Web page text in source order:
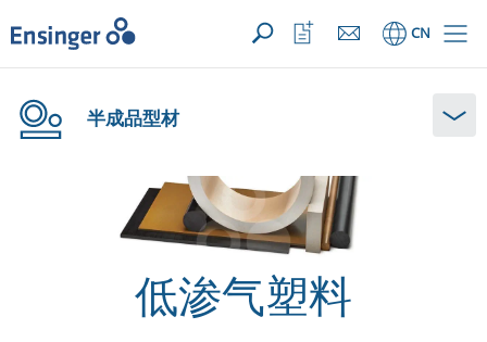
您的询价 ({{productCount}} 产品) 新建
主
页
CN
打
开
收
半成品型材
低渗气塑料